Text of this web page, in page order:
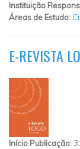
Instituição
Áreas de Estudo:
E-REVISTA
Início Publicação: